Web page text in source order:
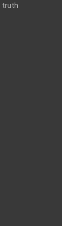
truth